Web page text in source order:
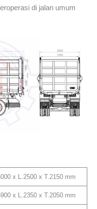
di jalan umum
x L.2500 x T.2150 mm
x L.2350 x T.2050 mm